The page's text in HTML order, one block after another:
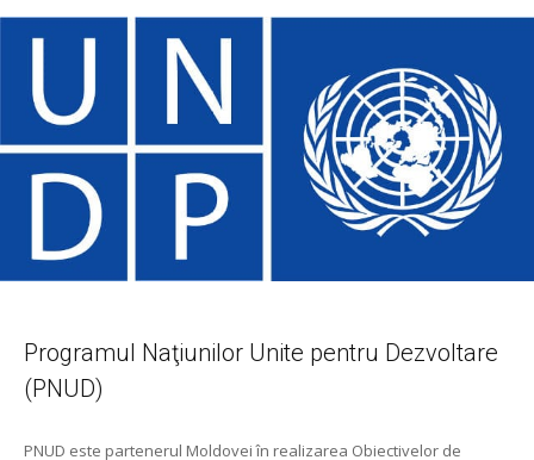
Programul Naţiunilor Unite pentru Dezvoltare
(PNUD)
PNUD este partenerul Moldovei în realizarea Obiectivelor de